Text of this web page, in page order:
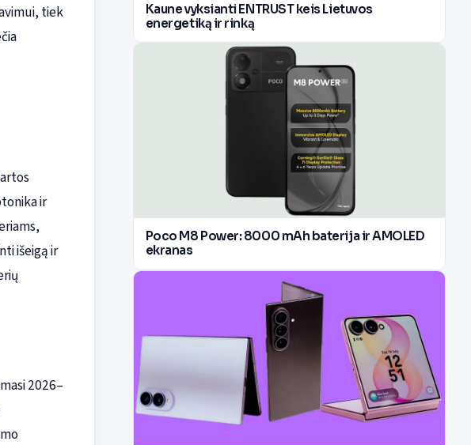
tiek
ir
išeigą ir
2026–
Kaune vyksianti ENTRUST keis Lietuvos
energetiką ir rinką
Poco M8 Power: 8000 mAh baterija ir AMOLED
ekranas